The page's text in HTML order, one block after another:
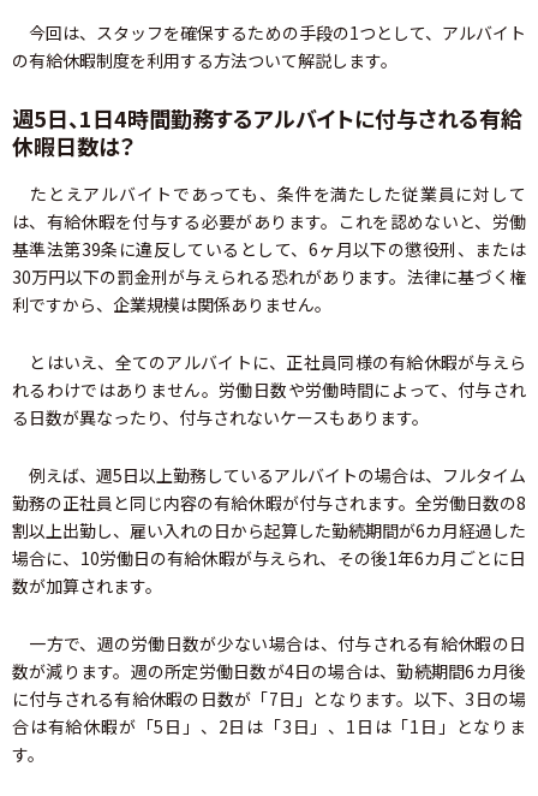
今回は、スタッフを確保するための手段の1つとして、アルバイト
の有給休暇制度を利用する方法ついて解説します。
週5日、1日4時間勤務するアルバイトに付与される有給
休暇日数は？
たとえアルバイトであっても、条件を満たした従業員に対して
は、有給休暇を付与する必要があります。これを認めないと、労働
基準法第39条に違反しているとして、6ヶ月以下の懲役刑、または
30万円以下の罰金刑が与えられる恐れがあります。法律に基づく権
利ですから、企業規模は関係ありません。
とはいえ、全てのアルバイトに、正社員同様の有給休暇が与えら
れるわけではありません。労働日数や労働時間によって、付与され
る日数が異なったり、付与されないケースもあります。
例えば、週5日以上勤務しているアルバイトの場合は、フルタイム
勤務の正社員と同じ内容の有給休暇が付与されます。全労働日数の8
割以上出勤し、雇い入れの日から起算した勤続期間が6カ月経過した
場合に、10労働日の有給休暇が与えられ、その後1年6カ月ごとに日
数が加算されます。
一方で、週の労働日数が少ない場合は、付与される有給休暇の日
数が減ります。週の所定労働日数が4日の場合は、勤続期間6カ月後
に付与される有給休暇の日数が「7日」となります。以下、3日の場
合は有給休暇が「5日」、2日は「3日」、1日は「1日」となりま
す。